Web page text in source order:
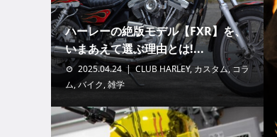
ハーレーの絶版モデル【FXR】を、
いまあえて選ぶ理由とは!...
2025.04.24 CLUB HARLEY,カスタム,コラ
ム,バイク,雑学